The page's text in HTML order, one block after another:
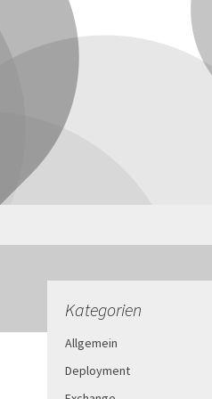
Kategorien
Allgemein
Deployment